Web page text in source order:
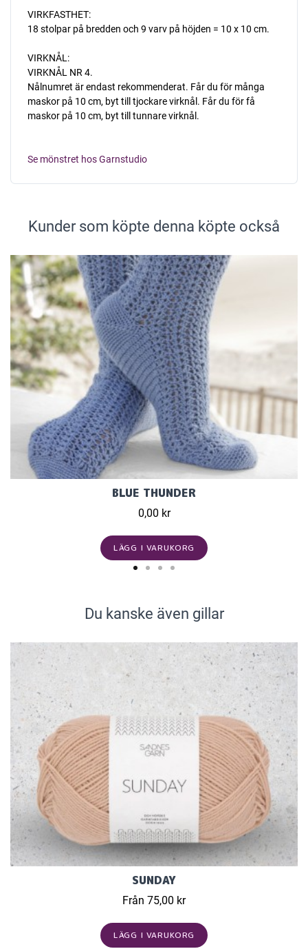
VIRKFASTHET:
18 stolpar på bredden och 9 varv på höjden = 10 x 10 cm.
VIRKNÅL:
VIRKNÅL NR 4.
Nålnumret är endast rekommenderat. Får du för många
maskor på 10 cm, byt till tjockare virknål. Får du för få
maskor på 10 cm, byt till tunnare virknål.
Se mönstret hos Garnstudio
Kunder som köpte denna köpte också
BLUE THUNDER
0,00 kr
LÄGG I VARUKORG
Du kanske även gillar
SUNDAY
Från 75,00 kr
LÄGG I VARUKORG